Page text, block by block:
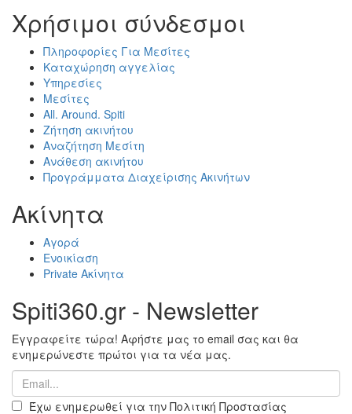
Χρήσιμοι σύνδεσμοι
Πληροφορίες Για Μεσίτες
Καταχώρηση αγγελίας
Υπηρεσίες
Μεσίτες
All. Around. Spiti
Ζήτηση ακινήτου
Αναζήτηση Μεσίτη
Ανάθεση ακινήτου
Προγράμματα Διαχείρισης Ακινήτων
Ακίνητα
Αγορά
Ενοικίαση
Private Ακίνητα
Spiti360.gr - Newsletter
Εγγραφείτε τώρα! Αφήστε μας το email σας και θα
ενημερώνεστε πρώτοι για τα νέα μας.
Έχω ενημερωθεί για την Πολιτική Προστασίας